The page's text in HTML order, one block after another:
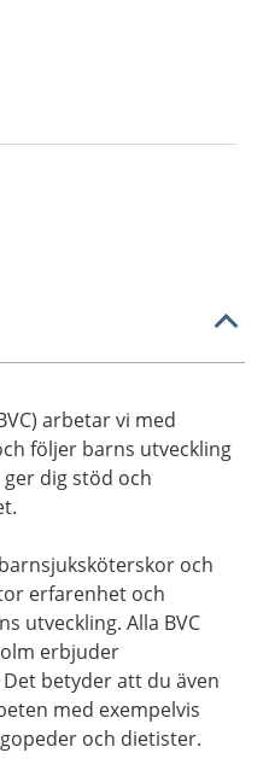
arbetar vi med
följer barns utveckling
dig stöd och
och
erfarenhet och
utveckling. Alla BVC
erbjuder
betyder att du även
med exempelvis
och dietister.